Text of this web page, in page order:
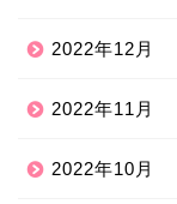
2022年12月
2022年11月
2022年10月